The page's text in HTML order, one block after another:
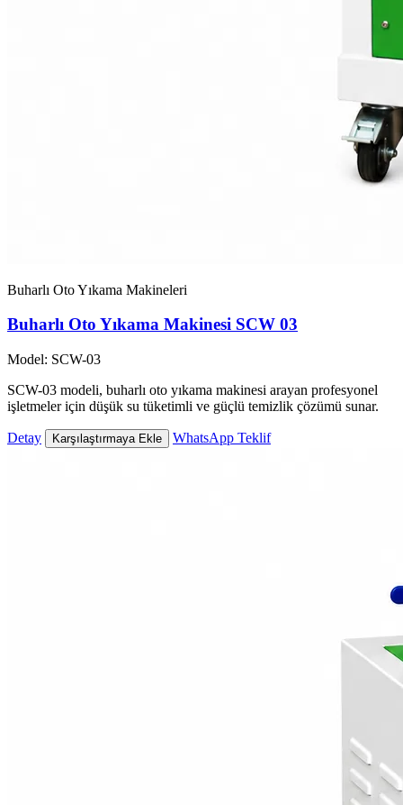
Buharlı Oto Yıkama Makineleri
Buharlı Oto Yıkama Makinesi SCW 03
Model: SCW-03
SCW-03 modeli, buharlı oto yıkama makinesi arayan profesyonel
işletmeler için düşük su tüketimli ve güçlü temizlik çözümü sunar.
Detay Karşılaştırmaya Ekle WhatsApp Teklif